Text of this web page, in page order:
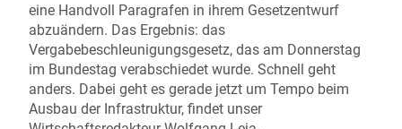
eine Handvoll Paragrafen in ihrem Gesetzentwurf
abzuändern. Das Ergebnis: das
Vergabebeschleunigungsgesetz, das am Donnerstag
im Bundestag verabschiedet wurde. Schnell geht
anders. Dabei geht es gerade jetzt um Tempo beim
Ausbau der Infrastruktur, findet unser